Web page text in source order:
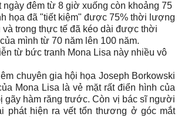
ngày đêm từ 8 giờ xuống còn khoảng 75
họa đã "tiết kiệm" được 75% thời lượng
và trong thực tế đã kéo dài được thời
mình từ 70 năm lên 100 năm.
từ bức tranh Mona Lisa này nhiều vô
chuyên gia hội họa Joseph Borkowski
Mona Lisa là vẻ mặt rất điển hình của
gãy hàm răng trước. Còn vị bác sĩ người
phát hiện ra vết tổn thương ở góc mắt